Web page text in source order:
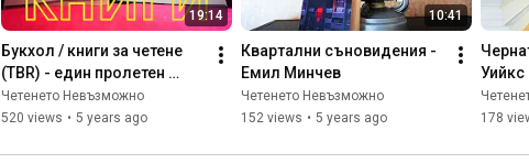
19:14
Букхол / книги за четене
(TBR) - един пролетен
панаир по-късно
Четенето Невъзможно
520 views • 5 years ago
10:41
Квартални съновидения -
Емил Минчев
Четенето Невъзможно
152 views • 5 years ago
Уийкс
178